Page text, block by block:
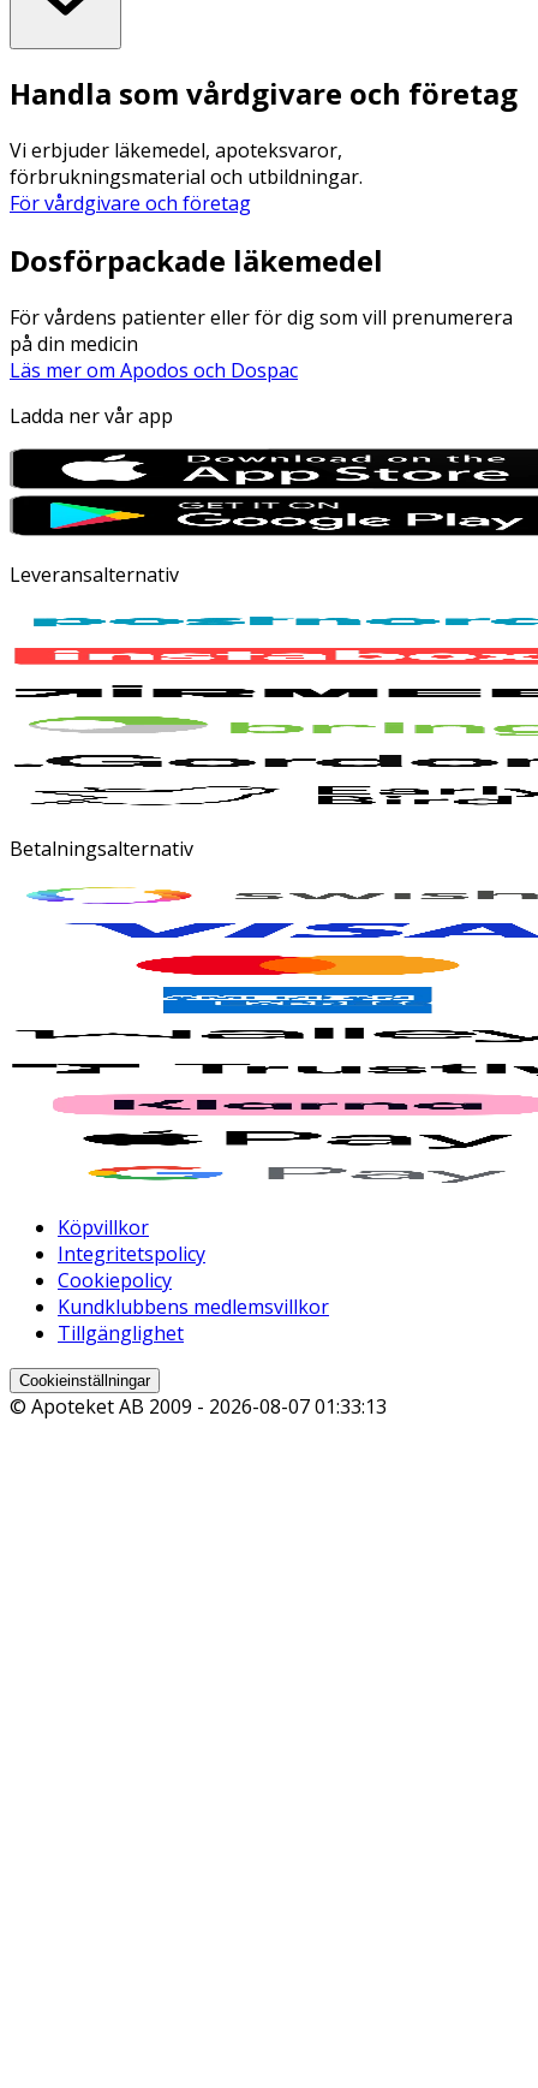
Handla som vårdgivare och företag
Vi erbjuder läkemedel, apoteksvaror,
förbrukningsmaterial och utbildningar.
För vårdgivare och företag
Dosförpackade läkemedel
För vårdens patienter eller för dig som vill prenumerera
på din medicin
Läs mer om Apodos och Dospac
Ladda ner vår app
Leveransalternativ
Betalningsalternativ
Köpvillkor
Integritetspolicy
Cookiepolicy
Kundklubbens medlemsvillkor
Tillgänglighet
Cookieinställningar
© Apoteket AB 2009 - 2026-08-07 01:33:13